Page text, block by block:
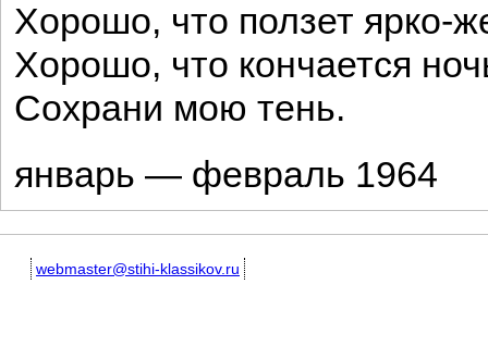
Хорошо, что ползет ярко-
Хорошо, что кончается
Сохрани мою тень.
январь — февраль 1964
webmaster@stihi-klassikov.ru